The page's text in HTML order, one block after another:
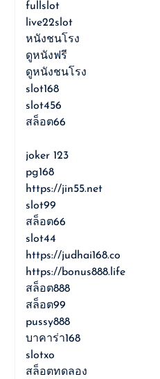
fullslot
live22slot
หนังชนโรง
ดูหนังฟรี
ดูหนังชนโรง
slot168
slot456
สล็อต66
joker 123
pg168
https://jin55.net
slot99
สล็อต66
slot44
https://judhai168.co
https://bonus888.life
สล็อต888
สล็อต99
pussy888
บาคาร่า168
slotxo
สล็อตทดลอง